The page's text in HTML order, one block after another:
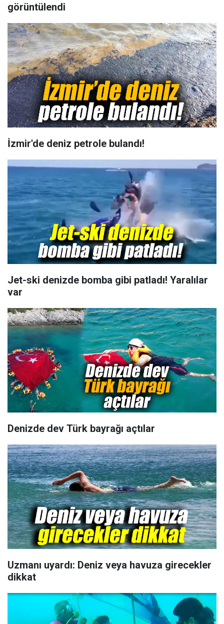
görüntülendi
İzmir'de deniz petrole bulandı!
Jet-ski denizde bomba gibi patladı! Yaralılar
var
Denizde dev Türk bayrağı açtılar
Uzmanı uyardı: Deniz veya havuza girecekler
dikkat